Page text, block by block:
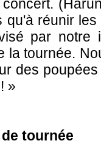
qu'à réunir
par notre
la tournée.
des
»
tournée